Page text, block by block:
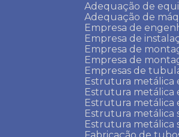
Adequação de
Adequação de
Empresa de
Empresa de
Empresa de
Empresa de
Empresas de
Estrutura
Estrutura metálica
Estrutura metálica
Estrutura metálica
Estrutura metálica